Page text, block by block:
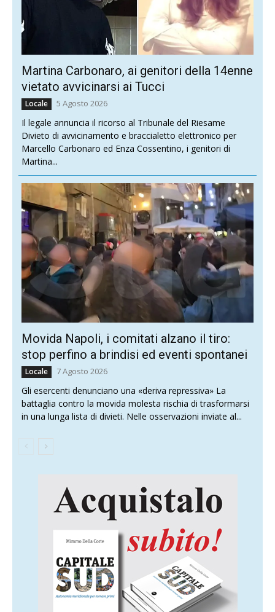
Martina Carbonaro, ai genitori della 14enne
vietato avvicinarsi ai Tucci
Locale 5 Agosto 2026
Il legale annuncia il ricorso al Tribunale del Riesame
Divieto di avvicinamento e braccialetto elettronico per
Marcello Carbonaro ed Enza Cossentino, i genitori di
Martina...
Movida Napoli, i comitati alzano il tiro:
stop perfino a brindisi ed eventi spontanei
Locale 7 Agosto 2026
Gli esercenti denunciano una «deriva repressiva» La
battaglia contro la movida molesta rischia di trasformarsi
in una lunga lista di divieti. Nelle osservazioni inviate al...